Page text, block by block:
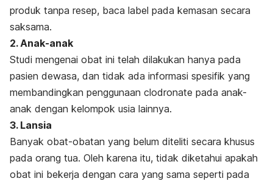
produk tanpa resep, baca label pada kemasan secara
saksama.
2. Anak-anak
Studi mengenai obat ini telah dilakukan hanya pada
pasien dewasa, dan tidak ada informasi spesifik yang
membandingkan penggunaan clodronate pada anak-
anak dengan kelompok usia lainnya.
3. Lansia
Banyak obat-obatan yang belum diteliti secara khusus
pada orang tua. Oleh karena itu, tidak diketahui apakah
obat ini bekerja dengan cara yang sama seperti pada